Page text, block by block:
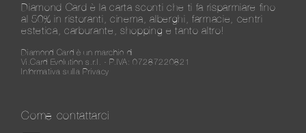
Diamond Card è la carta sconti che ti fa risparmiare fino
al 50% in ristoranti, cinema, alberghi, farmacie, centri
estetica, carburante, shopping e tanto altro!
Diamond Card è un marchio di
Vi.Card Evolution s.r.l. - P.IVA: 07287220821
Informativa sulla Privacy
Come contattarci